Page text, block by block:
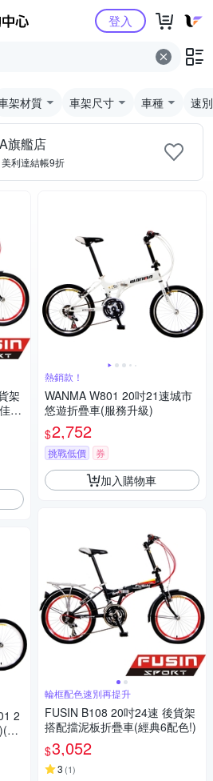
Yahoo購物中心登入
架材質 車架尺寸 車種 速別
旗艦店
利達結帳9折
架
實
2
熱銷款！
WANMA W801 20吋21速城市
悠遊折疊車(服務升級)
$2,752
挑戰低價 券
加入購物車
輪框配色速別再提升
FUSIN B108 20吋24速 後貨架
搭配擋泥板折疊車(經典6配色!)
$3,052
3 (1)